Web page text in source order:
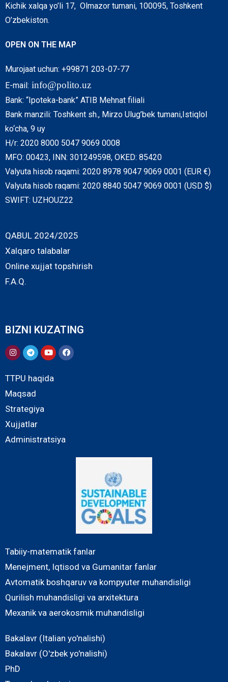
Kichik xalqa yo’li 17, Olmazor tumani, 100095, Toshkent
O’zbekiston.
OPEN ON THE MAP
Murojaat uchun: +99871 203-07-77
E-mail: info@polito.uz
Bank: “Ipoteka-bank” ATIB Mehnat filiali
Bank manzili: Toshkent sh., Mirzo Ulug’bek tumani,Istiqlol
ko‘cha, 9 uy
H/r: 2020 8000 5047 9069 0008
MFO: 00423, INN: 301249598, OKED: 85420
Valyuta hisob raqami: 2020 8978 9047 9069 0001 (EUR €)
Valyuta hisob raqami: 2020 8840 5047 9069 0001 (USD $)
SWIFT: UZHOUZ22
QABUL 2024/2025
Xalqaro talabalar
Online xujjat topshirish
F.A.Q.
BIZNI KUZATING
TTPU haqida
Maqsad
Strategiya
Xujjatlar
Administratsiya
Tabiiy-matematik fanlar
Menejment, Iqtisod va Gumanitar fanlar
Avtomatik boshqaruv va kompyuter muhandisligi
Qurilish muhandisligi va arxitektura
Mexanik va aerokosmik muhandisligi
Bakalavr (Italian yo'nalishi)
Bakalavr (O'zbek yo'nalishi)
PhD